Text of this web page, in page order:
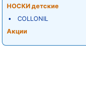
НОСКИ детские
COLLONIL
Акции